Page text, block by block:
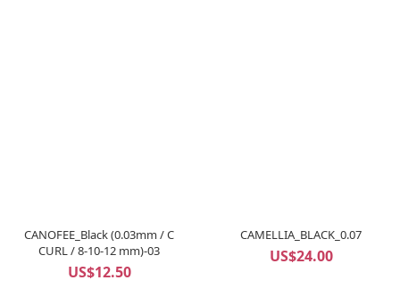
CANOFEE_Black (0.03mm / C
CURL / 8-10-12 mm)-03
US$12.50
CAMELLIA_BLACK_0.07
US$24.00